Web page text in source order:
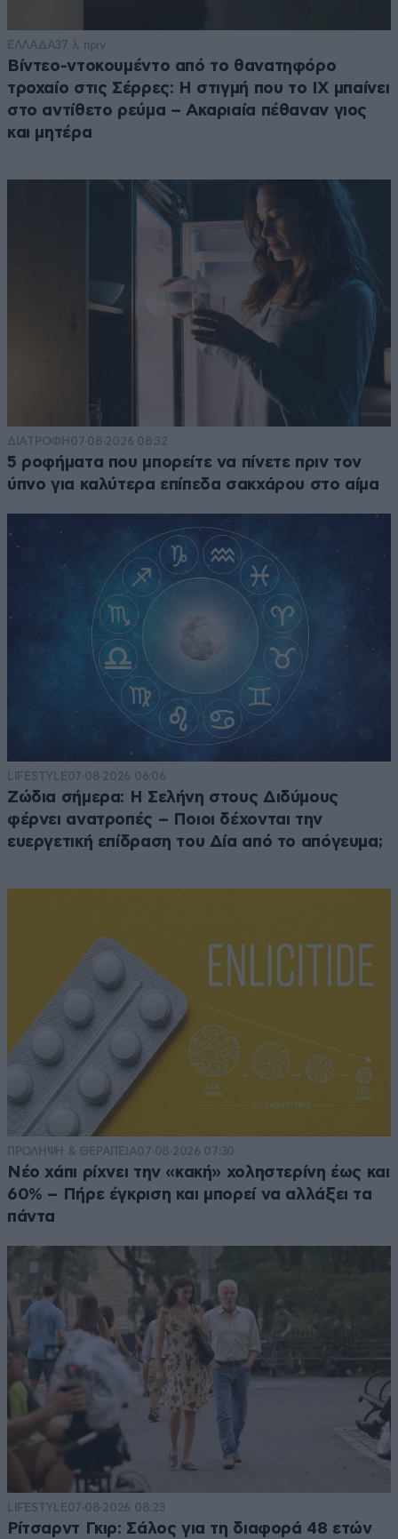
ΕΛΛΑΔΑ37 λ. πριν
Βίντεο-ντοκουμέντο από το θανατηφόρο
τροχαίο στις Σέρρες: Η στιγμή που το ΙΧ μπαίνει
στο αντίθετο ρεύμα – Ακαριαία πέθαναν γιος
και μητέρα
ΔΙΑΤΡΟΦΗ 07·08·2026 08:32
5 ροφήματα που μπορείτε να πίνετε πριν τον
ύπνο για καλύτερα επίπεδα σακχάρου στο αίμα
LIFESTYLE07·08·2026 06:06
Ζώδια σήμερα: Η Σελήνη στους Διδύμους
φέρνει ανατροπές – Ποιοι δέχονται την
ευεργετική επίδραση του Δία από το απόγευμα;
ΠΡΟΛΗΨΗ & ΘΕΡΑΠΕΙΑ07·08·2026 07:30
Νέο χάπι ρίχνει την «κακή» χοληστερίνη έως και
60% – Πήρε έγκριση και μπορεί να αλλάξει τα
πάντα
LIFESTYLE07·08·2026 08:23
Ρίτσαρντ Γκιρ: Σάλος για τη διαφορά 48 ετών